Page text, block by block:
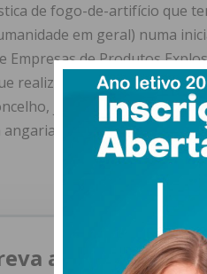
de fogo-de-artifício que
em geral) numa
Empresas de Produtos
realizarão, gratuitamente,
junto a monumentos
de fundos para a
a newsletter